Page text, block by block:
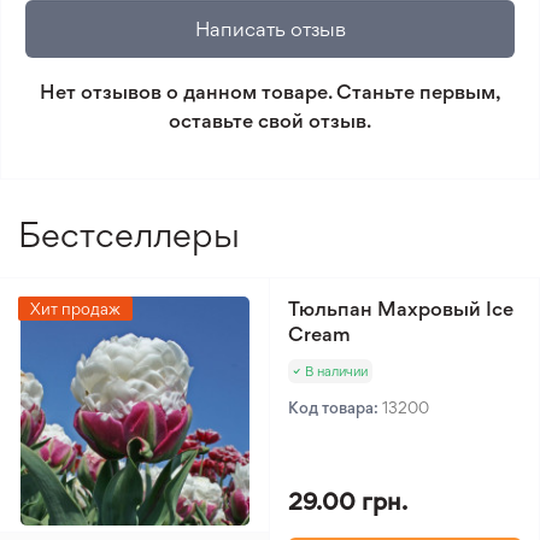
Чернозем
Тип климата
Умеренный климат
🛡️ Защита покупок. Возврат средств за товар,
который не соответствует ожиданиям. Согласно
условиям возврата.
Написать отзыв
Нет отзывов о данном товаре. Станьте первым,
оставьте свой отзыв.
Бестселлеры
Хит продаж
Тюльпан Махровый Ice
Cream
В наличии
Код товара: 13200
29.00 грн.